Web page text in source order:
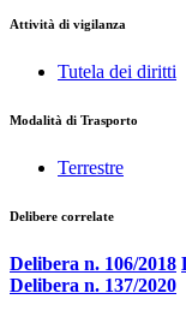
Attività di vigilanza
Tutela dei diritti
Modalità di Trasporto
Terrestre
Delibere correlate
Delibera n. 106/2018
Delibera n. 137/2020